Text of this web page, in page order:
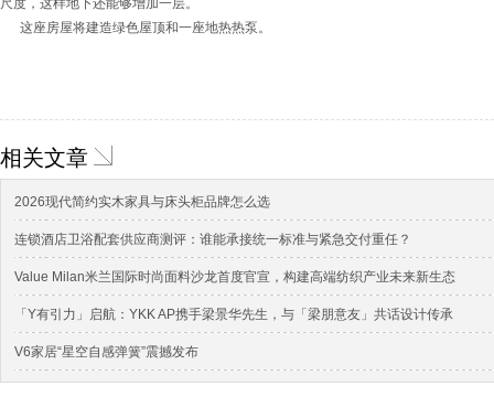
尺度，这样地下还能够增加一层。
这座房屋将建造绿色屋顶和一座地热热泵。
相关文章
2026现代简约实木家具与床头柜品牌怎么选
连锁酒店卫浴配套供应商测评：谁能承接统一标准与紧急交付重任？
Value Milan米兰国际时尚面料沙龙首度官宣，构建高端纺织产业未来新生态
「Y有引力」启航：YKK AP携手梁景华先生，与「梁朋意友」共话设计传承
V6家居“星空自感弹簧”震撼发布